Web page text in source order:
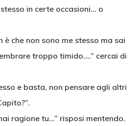
in certe occasioni… o
è che non sono me stesso ma sai
troppo timido….” cercai di
e basta, non pensare agli altri
ragione tu…” risposi mentendo.